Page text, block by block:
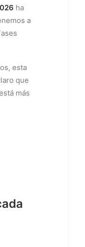
ha
a
esta
que
más